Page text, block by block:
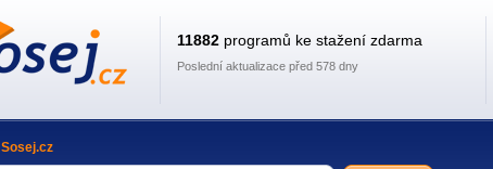
11882 programů ke stažení zdarma
Poslední aktualizace před 578 dny
Sosej.cz